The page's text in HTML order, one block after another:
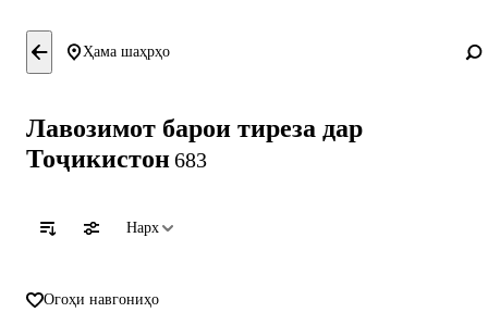
Ҳама шаҳрҳо
Лавозимот барои тиреза дар
Тоҷикистон683
Нарх
Огоҳи навгониҳо